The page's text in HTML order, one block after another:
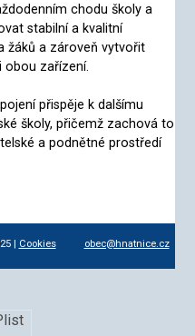
chodu školy a
stabilní a kvalitní
žáků a zároveň vytvořit
obou zařízení.
přispěje k dalšímu
školy, přičemž zachová to
a podnětné prostředí
| Cookies obec@hnatnice.cz